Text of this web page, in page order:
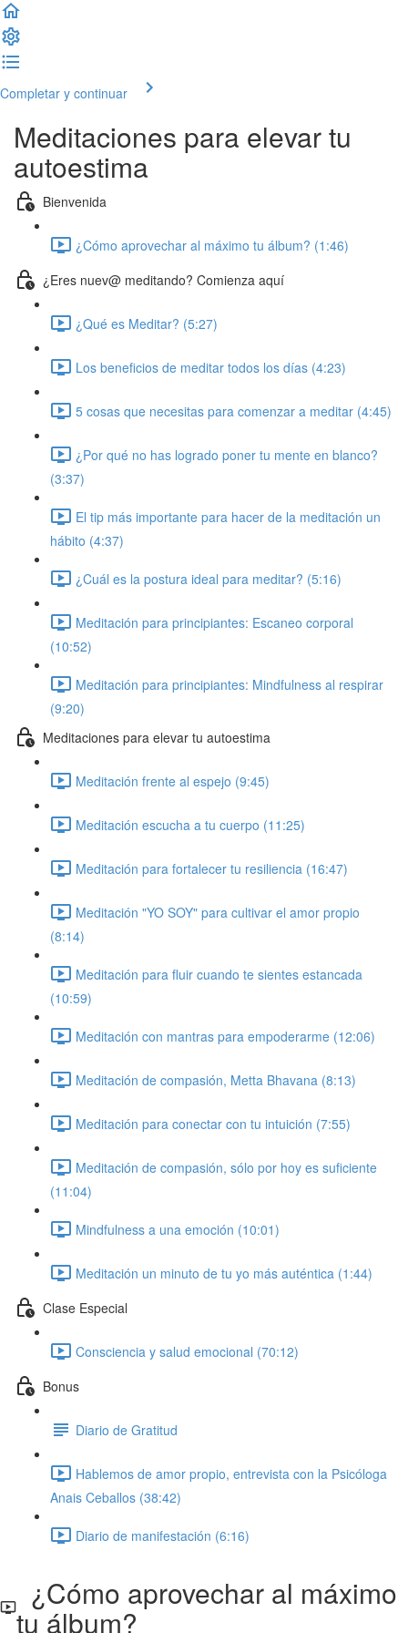
Completar y continuar
Meditaciones para elevar tu
autoestima
Bienvenida
¿Cómo aprovechar al máximo tu álbum? (1:46)
¿Eres nuev@ meditando? Comienza aquí
¿Qué es Meditar? (5:27)
Los beneficios de meditar todos los días (4:23)
5 cosas que necesitas para comenzar a meditar (4:45)
¿Por qué no has logrado poner tu mente en blanco?
(3:37)
El tip más importante para hacer de la meditación un
hábito (4:37)
¿Cuál es la postura ideal para meditar? (5:16)
Meditación para principiantes: Escaneo corporal
(10:52)
Meditación para principiantes: Mindfulness al respirar
(9:20)
Meditaciones para elevar tu autoestima
Meditación frente al espejo (9:45)
Meditación escucha a tu cuerpo (11:25)
Meditación para fortalecer tu resiliencia (16:47)
Meditación "YO SOY" para cultivar el amor propio
(8:14)
Meditación para fluir cuando te sientes estancada
(10:59)
Meditación con mantras para empoderarme (12:06)
Meditación de compasión, Metta Bhavana (8:13)
Meditación para conectar con tu intuición (7:55)
Meditación de compasión, sólo por hoy es suficiente
(11:04)
Mindfulness a una emoción (10:01)
Meditación un minuto de tu yo más auténtica (1:44)
Clase Especial
Consciencia y salud emocional (70:12)
Bonus
Diario de Gratitud
Hablemos de amor propio, entrevista con la Psicóloga
Anais Ceballos (38:42)
Diario de manifestación (6:16)
¿Cómo aprovechar al máximo
tu álbum?